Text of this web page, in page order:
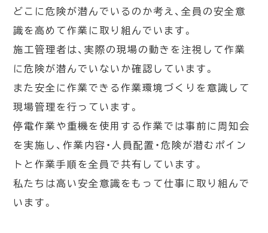
どこに危険が潜んでいるのか考え、全員の安全意
識を高めて作業に取り組んでいます。
施工管理者は、実際の現場の動きを注視して作業
に危険が潜んでいないか確認しています。
また安全に作業できる作業環境づくりを意識して
現場管理を行っています。
停電作業や重機を使用する作業では事前に周知会
を実施し、作業内容・人員配置・危険が潜むポイン
トと作業手順を全員で共有しています。
私たちは高い安全意識をもって仕事に取り組んで
います。